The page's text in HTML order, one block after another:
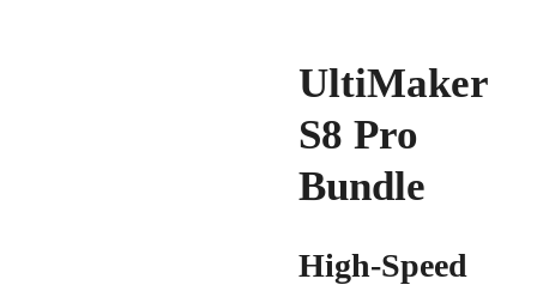
UltiMaker
S8 Pro
Bundle
High-Speed